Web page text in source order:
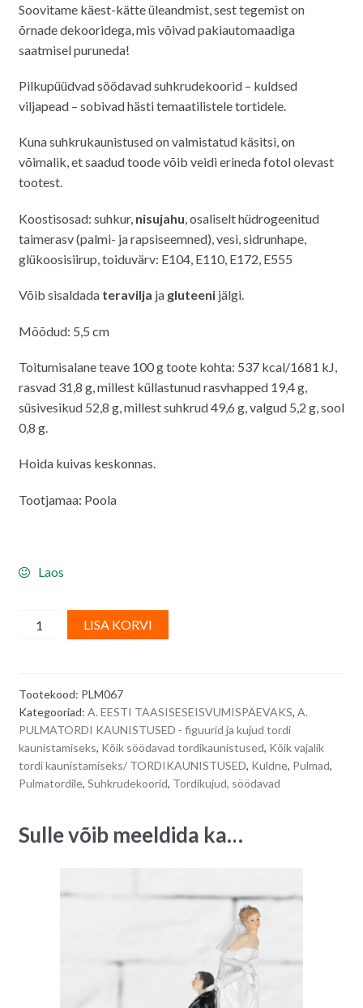
Soovitame käest-kätte üleandmist, sest tegemist on
õrnade dekooridega, mis võivad pakiautomaadiga
saatmisel puruneda!
Pilkupüüdvad söödavad suhkrudekoorid – kuldsed
viljapead – sobivad hästi temaatilistele tortidele.
Kuna suhkrukaunistused on valmistatud käsitsi, on
võimalik, et saadud toode võib veidi erineda fotol olevast
tootest.
Koostisosad: suhkur, nisujahu , osaliselt hüdrogeenitud
taimerasv (palmi- ja rapsiseemned), vesi, sidrunhape,
glükoosisiirup, toiduvärv: E104, E110, E172, E555
Võib sisaldada teravilja ja gluteenijälgi.
Mõõdud: 5,5 cm
Toitumisalane teave 100 g toote kohta: 537 kcal/1681 kJ,
rasvad 31,8 g, millest küllastunud rasvhapped 19,4 g,
süsivesikud 52,8 g, millest suhkrud 49,6 g, valgud 5,2 g, sool
0,8 g.
Hoida kuivas keskonnas.
Tootjamaa: Poola
Laos
Suhkrudekoorid
(söödavad),
5,5
cm
-
5
tk
LISA KORVI
n
a
t
i
e
:
Tootekood: PLM067
Kategooriad: A. EESTI TAASISESEISVUMISPÄEVAKS, A.
PULMATORDI KAUNISTUSED - figuurid ja kujud tordi
kaunistamiseks, Kõik söödavad tordikaunistused, Kõik vajalik
tordi kaunistamiseks/ TORDIKAUNISTUSED, Kuldne, Pulmad,
Pulmatordile, Suhkrudekoorid, Tordikujud, söödavad
Sulle võib meeldida ka…